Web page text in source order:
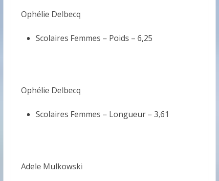
Ophélie Delbecq
Scolaires Femmes – Poids – 6,25
Ophélie Delbecq
Scolaires Femmes – Longueur – 3,61
Adele Mulkowski